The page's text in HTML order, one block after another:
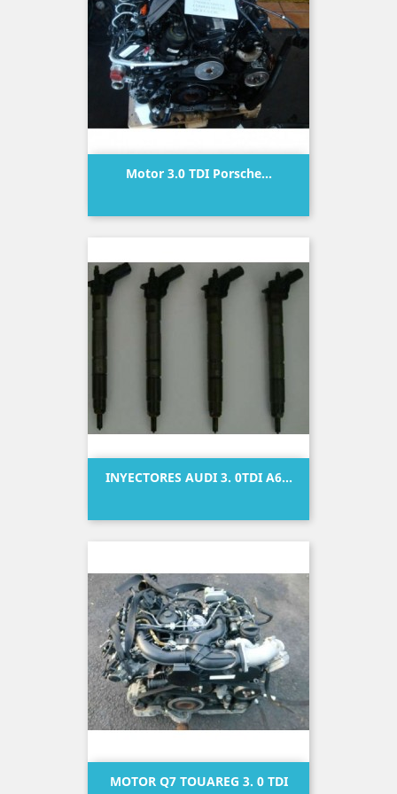
Motor 3.0 TDI Porsche...
INYECTORES AUDI 3. 0TDI A6...
MOTOR Q7 TOUAREG 3. 0 TDI